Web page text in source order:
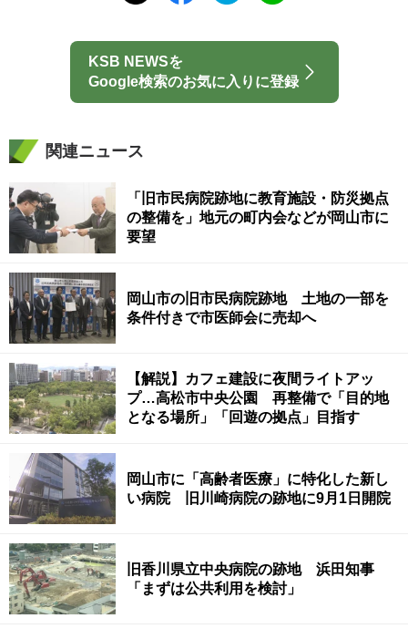
KSB NEWSを
Google検索のお気に入りに登録
関連ニュース
「旧市民病院跡地に教育施設・防災拠点
の整備を」地元の町内会などが岡山市に
要望
岡山市の旧市民病院跡地 土地の一部を
条件付きで市医師会に売却へ
【解説】カフェ建設に夜間ライトアッ
プ…高松市中央公園 再整備で「目的地
となる場所」「回遊の拠点」目指す
岡山市に「高齢者医療」に特化した新し
い病院 旧川崎病院の跡地に9月1日開院
旧香川県立中央病院の跡地 浜田知事
「まずは公共利用を検討」